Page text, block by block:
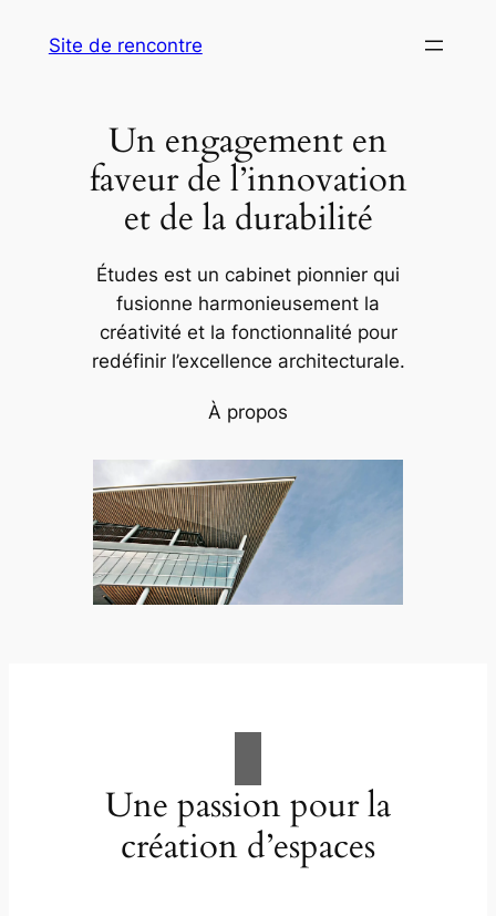
Site de rencontre
Un engagement en
faveur de l’innovation
et de la durabilité
Études est un cabinet pionnier qui
fusionne harmonieusement la
créativité et la fonctionnalité pour
redéfinir l’excellence architecturale.
À propos
Une passion pour la
création d’espaces